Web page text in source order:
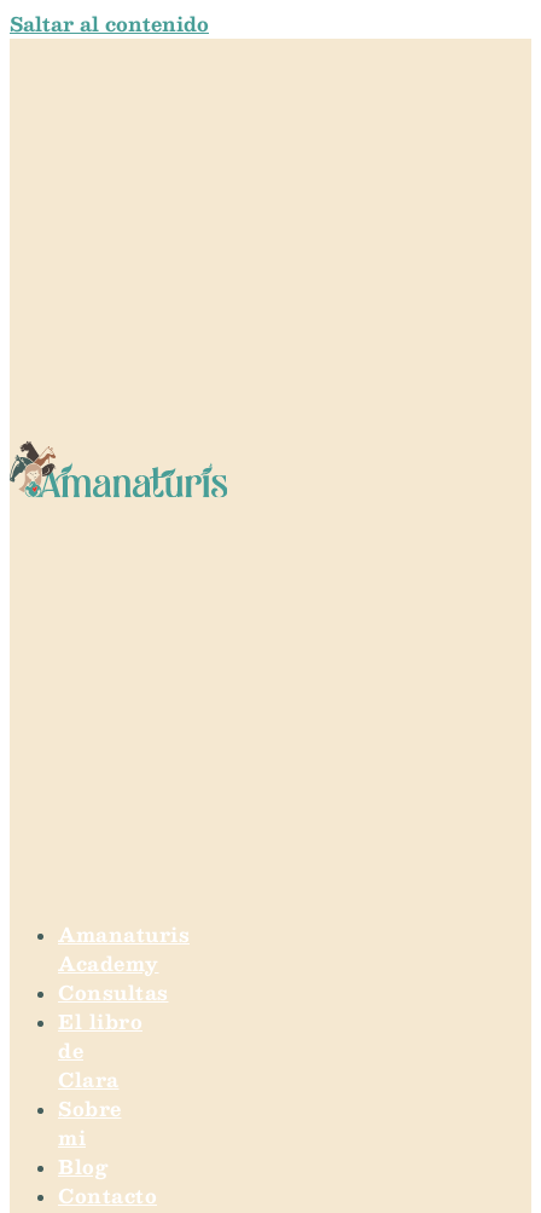
Saltar al contenido
Amanaturis
Academy
Consultas
El libro
de
Clara
Sobre
mi
Blog
Contacto